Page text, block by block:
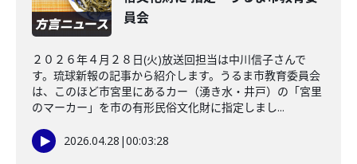
員会
２０２６年４月２８日(火)放送回担当は中川信子さんで
す。琉球新報の記事から紹介します。うるま市教育委員会
は、このほど市宮里にあるカー（湧き水・井戸）の「宮里
のマーカー」を市の有形民俗文化財に指定しまし...
2026.04.28 |00:03:28